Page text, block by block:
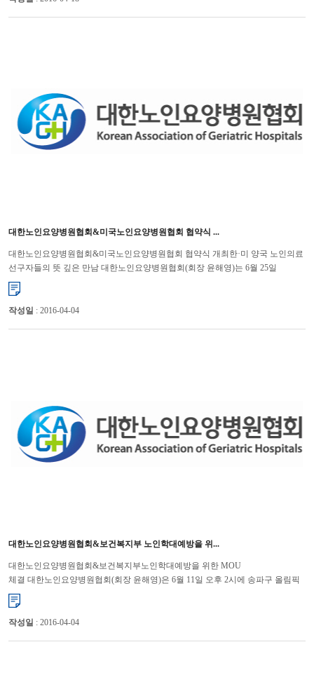
대한노인요양병원협회&미국노인요양병원협회 협약식 ...
대한노인요양병원협회&미국노인요양병원협회 협약식 개최한·미 양국 노인의료
선구자들의 뜻 깊은 만남 대한노인요양병원협회(회장 윤해영)는 6월 25일
오후 12시에 삼성동 인터컨티넨탈 서울 코엑스 호텔에�...
작성일 : 2016-04-04
대한노인요양병원협회&보건복지부 노인학대예방을 위...
대한노인요양병원협회&보건복지부노인학대예방을 위한 MOU
체결 대한노인요양병원협회(회장 윤해영)은 6월 11일 오후 2시에 송파구 올림픽
파크텔에서 열린 「제8회 세계 노인학대 인식의 날」 기념식에서 보건복지부
(장...
작성일 : 2016-04-04